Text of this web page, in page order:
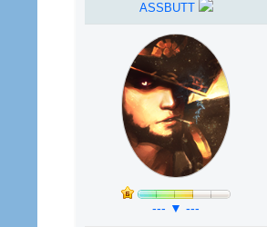
ASSBUTT
--- ▼ ---